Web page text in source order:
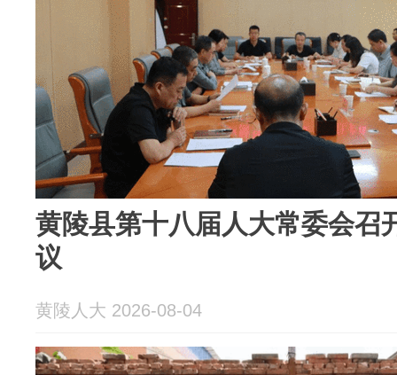
黄陵县第十八届人大常委会召
议
黄陵人大 2026-08-04